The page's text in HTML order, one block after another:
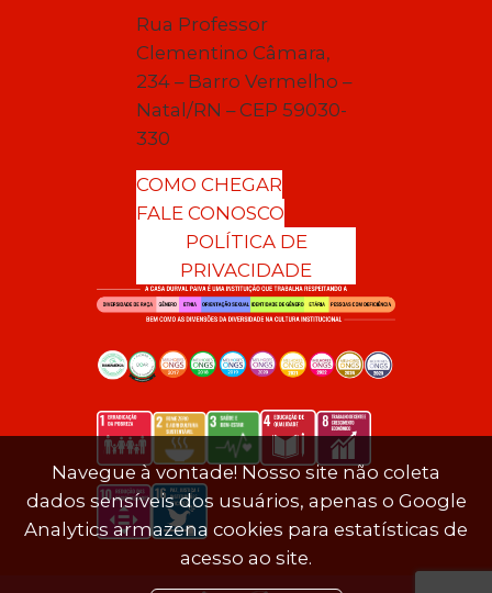
Rua Professor
Clementino Câmara,
234 – Barro Vermelho –
Natal/RN – CEP 59030-
330
COMO CHEGAR
FALE CONOSCO
POLÍTICA DE
PRIVACIDADE
Navegue à vontade! Nosso site não coleta
dados sensíveis dos usuários, apenas o Google
Analytics armazena cookies para estatísticas de
acesso ao site.